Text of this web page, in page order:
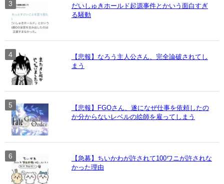
だいしゅきホールド起源事件とかいう面白すぎ
る騒動
【悲報】なろう主人公さん、完全論破されてし
まう
【悲報】FGOさん、遂になぜ仕事を依頼したの
か分からないレベルの絵師を雇ってしまう
【急募】ちいかわが許されて100ワニが許されな
かった理由